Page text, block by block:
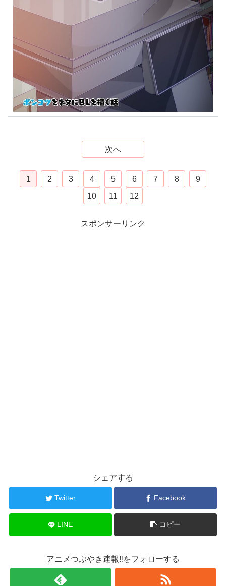
次へ
1 2 3 4 5 6 7 8
9
10
11 12
スポンサーリンク
シェアする
Twitter Facebook
LINE コピー
アニメつぶやき速報‼をフォローする